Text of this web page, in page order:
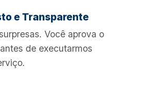
e Transparente
Você aprova o
de executarmos